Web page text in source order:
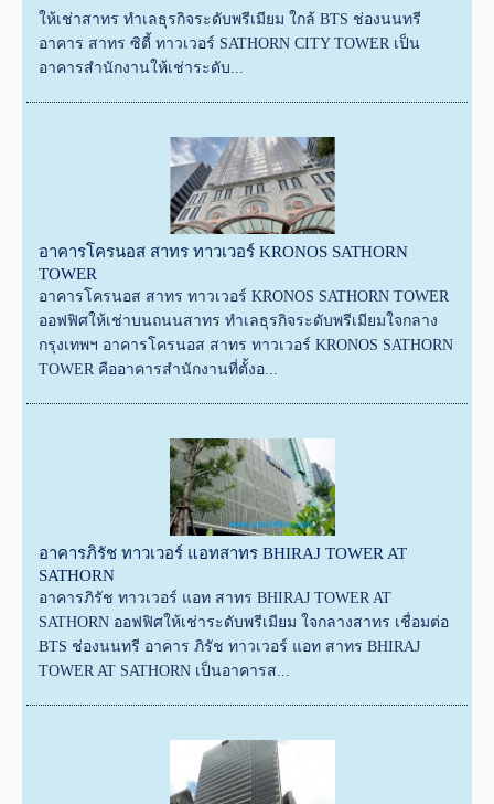
ให้เช่าสาทร ทำเลธุรกิจระดับพรีเมียม ใกล้ BTS ช่องนนทรี
อาคาร สาทร ซิตี้ ทาวเวอร์ SATHORN CITY TOWER เป็น
อาคารสำนักงานให้เช่าระดับ...
อาคารโครนอส สาทร ทาวเวอร์ KRONOS SATHORN
TOWER
อาคารโครนอส สาทร ทาวเวอร์ KRONOS SATHORN TOWER
ออฟฟิศให้เช่าบนถนนสาทร ทำเลธุรกิจระดับพรีเมียมใจกลาง
กรุงเทพฯ อาคารโครนอส สาทร ทาวเวอร์ KRONOS SATHORN
TOWER คืออาคารสำนักงานที่ตั้งอ...
อาคารภิรัช ทาวเวอร์ แอทสาทร BHIRAJ TOWER AT
SATHORN
อาคารภิรัช ทาวเวอร์ แอท สาทร BHIRAJ TOWER AT
SATHORN ออฟฟิศให้เช่าระดับพรีเมียม ใจกลางสาทร เชื่อมต่อ
BTS ช่องนนทรี อาคาร ภิรัช ทาวเวอร์ แอท สาทร BHIRAJ
TOWER AT SATHORN เป็นอาคารส...